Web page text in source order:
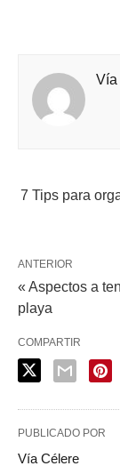
Vía
7 Tips para
ANTERIOR
« Aspectos a
playa
COMPARTIR
PUBLICADO POR
Vía Célere